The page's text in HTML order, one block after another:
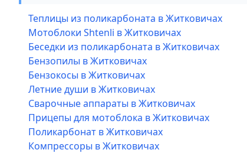
Теплицы из поликарбоната в Житковичах
Мотоблоки Shtenli в Житковичах
Беседки из поликарбоната в Житковичах
Бензопилы в Житковичах
Бензокосы в Житковичах
Летние души в Житковичах
Сварочные аппараты в Житковичах
Прицепы для мотоблока в Житковичах
Поликарбонат в Житковичах
Компрессоры в Житковичах